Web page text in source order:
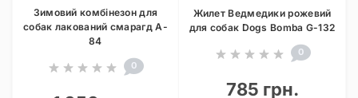
Зимовий комбінезон для
собак лакований смарагд A-
84
0
Жилет Ведмедики рожевий
для собак Dogs Bomba G-132
0
785 грн.